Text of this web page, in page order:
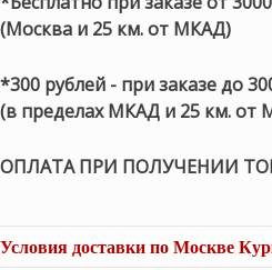
(Москва и 25 км. от МКАД)
*300 рублей - при заказе до
(в пределах МКАД и 25 км. от
ОПЛАТА ПРИ ПОЛУЧЕНИИ
Условия доставки по Москве